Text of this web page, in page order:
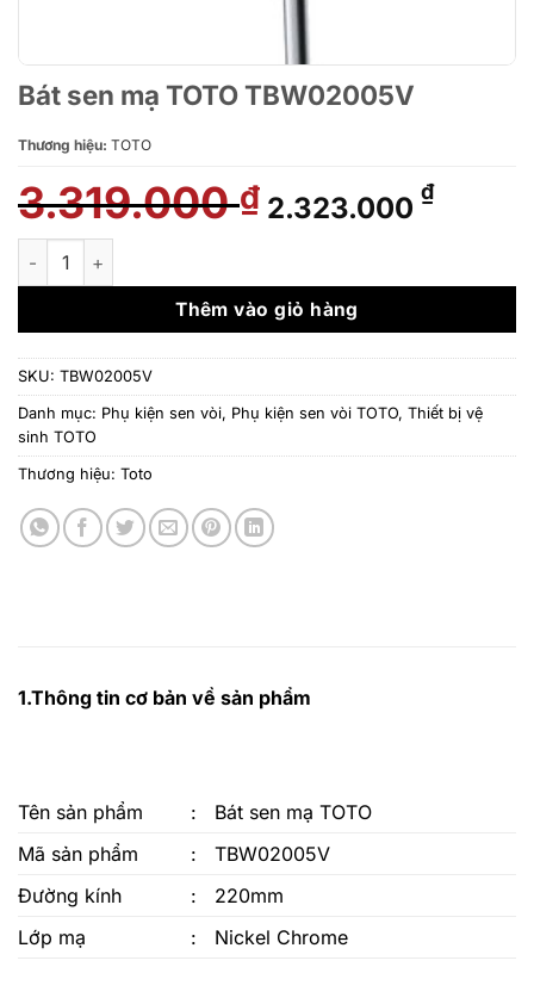
Bát sen mạ TOTO TBW02005V
Thương hiệu: TOTO
3.319.000₫ Giá
gốc
3.319.000 ₫.
2.323.000 ₫Giá
là:
Bát sen mạ TOTO TBW02005V số lượng
Thêm vào giỏ hàng
SKU: TBW02005V
Danh mục: Phụ kiện sen vòi, Phụ kiện sen vòi TOTO, Thiết bị vệ
sinh TOTO
Thương hiệu: Toto
1.Thông tin cơ bản về sản phẩm
Tên sản phẩm :
Bát sen mạ TOTO
Mã sản phẩm
:
TBW02005V
Đường kính
:
220mm
Lớp mạ
: Nickel Chrome